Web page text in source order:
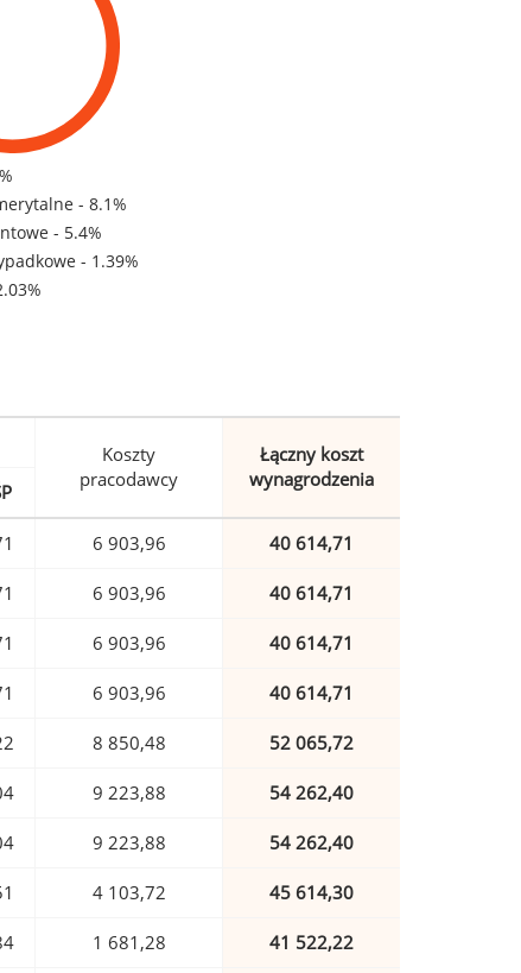
- 8.1%
- 5.4%
- 1.39%
Koszty
pracodawcy
Łączny koszt
wynagrodzenia
6 903,96 40 614,71
6 903,96 40 614,71
6 903,96 40 614,71
6 903,96 40 614,71
8 850,48 52 065,72
9 223,88 54 262,40
9 223,88 54 262,40
4 103,72 45 614,30
1 681,28 41 522,22